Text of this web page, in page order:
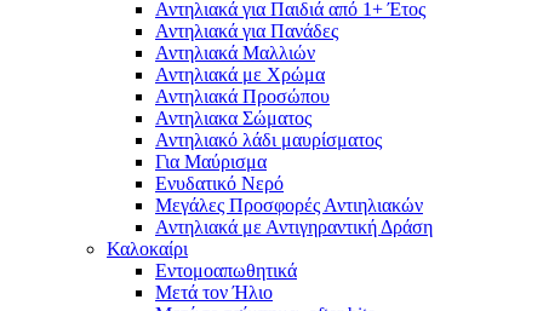
Αντηλιακά για Παιδιά από 1+ Έτος
Αντηλιακά για Πανάδες
Αντηλιακά Μαλλιών
Αντηλιακά με Χρώμα
Αντηλιακά Προσώπου
Αντηλιακα Σώματος
Αντηλιακό λάδι μαυρίσματος
Για Μαύρισμα
Ενυδατικό Νερό
Μεγάλες Προσφορές Αντιηλιακών
Αντηλιακά με Αντιγηραντική Δράση
Καλοκαίρι
Εντομοαπωθητικά
Μετά τον Ήλιο